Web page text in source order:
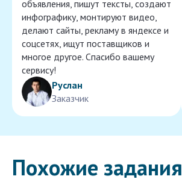
объявления, пишут тексты, создают
инфографику, монтируют видео,
делают сайты, рекламу в яндексе и
соцсетях, ищут поставщиков и
многое другое. Спасибо вашему
сервису!
Руслан
Заказчик
Похожие задания